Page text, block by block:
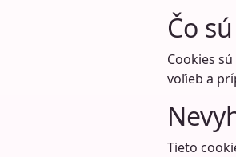
Čo
Cookies
voľieb a
Tieto